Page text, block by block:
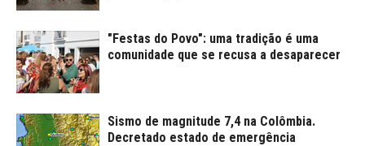
"Festas do Povo": uma tradição é uma
comunidade que se recusa a desaparecer
Sismo de magnitude 7,4 na Colômbia.
Decretado estado de emergência